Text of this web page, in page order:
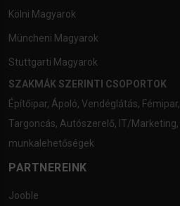
Kölni Magyarok
Müncheni Magyarok
Stuttgarti Magyarok
SZAKMÁK SZERINTI CSOPORTOK
Építőipar, Ápoló, Vendéglátás, Fémipar,
Targoncás, Autószerelő, IT/Marketing,
munkalehetőségek
PARTNEREINK
Jooble